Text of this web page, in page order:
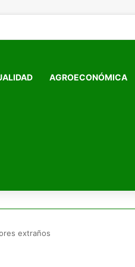
AGROECONÓMICA
extraños